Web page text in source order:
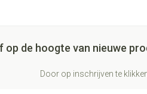
op de hoogte van nieuwe
Door op inschrijven te